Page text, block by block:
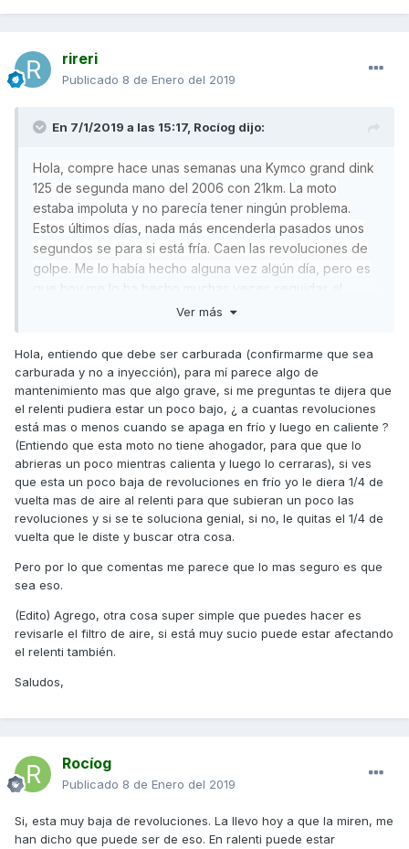
rireri
Publicado 8 de Enero del 2019
En 7/1/2019 a las 15:17, Rocíog dijo:
Hola, compre hace unas semanas una Kymco grand dink
125 de segunda mano del 2006 con 21km. La moto
estaba impoluta y no parecía tener ningún problema.
Estos últimos días, nada más encenderla pasados unos
segundos se para si está fría. Caen las revoluciones de
golpe. Me lo había hecho alguna vez algún día, pero es
que hoy me lo ha hecho muchas veces seguidas al
volverla arrancar al pasarme eso. Una vez ya esta
dejo de acelerar y freno petardea y no se si tiene algo
que ver.
Ver más
Hola, entiendo que debe ser carburada (confirmarme que sea
carburada y no a inyección), para mí parece algo de
mantenimiento mas que algo grave, si me preguntas te dijera que
el relenti pudiera estar un poco bajo, ¿ a cuantas revoluciones
está mas o menos cuando se apaga en frío y luego en caliente ?
(Entiendo que esta moto no tiene ahogador, para que que lo
abrieras un poco mientras calienta y luego lo cerraras), si ves
que esta un poco baja de revoluciones en frío yo le diera 1/4 de
vuelta mas de aire al relenti para que subieran un poco las
revoluciones y si se te soluciona genial, si no, le quitas el 1/4 de
vuelta que le diste y buscar otra cosa.
Pero por lo que comentas me parece que lo mas seguro es que
sea eso.
(Edito) Agrego, otra cosa super simple que puedes hacer es
revisarle el filtro de aire, si está muy sucio puede estar afectando
el relenti también.
Saludos,
Rocíog
Publicado 8 de Enero del 2019
Si, esta muy baja de revoluciones. La llevo hoy a que la miren, me
han dicho que puede ser de eso. En ralenti puede estar